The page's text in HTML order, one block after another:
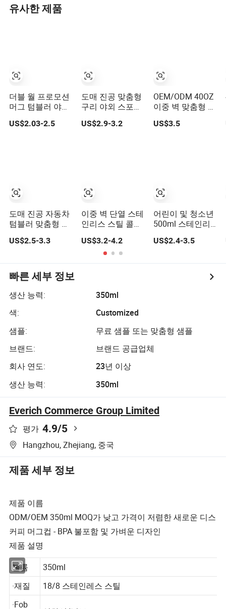
유사한 제품
더블 월 프로모션
머그 텀블러 야외
스테인리스 스틸
진공 플라스크 물
US$2.03-2.5
도매 진공 자동차
텀블러 맞춤형 금
스 저장 음료 뜨거
테인리스 스틸 물
병
US$2.5-3.3
도매 진공 맞춤형
구리 야외 스포츠
어린이 와인 주스
저장 음료용 뜨거
US$2.9-3.2
이중 벽 단열 스테
인리스 스틸 콜라
US$3.2-4.2
OEM/ODM 40OZ
이중 벽 맞춤형 스
테인리스 스틸 승
화 물병 진공 플라
US$3.5
어린이 및 청소년
500ml 스테인리
모양 뚜껑
US$2.4-3.5
빠른 세부 정보
생산 능력:
350ml
색:
Customized
샘플:
무료 샘플 또는 맞춤형 샘플
브랜드:
브랜드 공급업체
회사 연도:
23년 이상
생산 능력:
350ml
Everich Commerce Group Limited
평가 4.9/5
Hangzhou, Zhejiang, 중국
제품 세부 정보
제품 이름
ODM/OEM 350ml MOQ가 낮고 가격이 저렴한 새로운 디스
커피 머그컵 - BPA 불포함 및 가벼운 디자인
제품 설명
볼륨
350ml
·재질
18/8 스테인레스 스틸